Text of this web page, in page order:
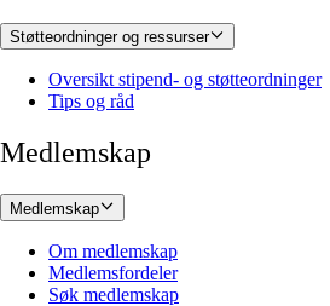
Støtteordninger og ressurser
Oversikt stipend- og støtteordninger
Tips og råd
Medlemskap
Medlemskap
Om medlemskap
Medlemsfordeler
Søk medlemskap